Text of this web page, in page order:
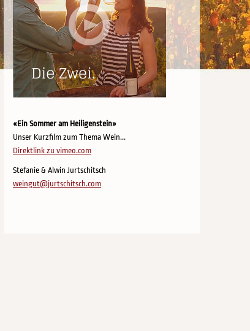
«Ein Sommer am Heiligenstein»
Unser Kurzfilm zum Thema Wein...
Direktlink zu vimeo.com
Stefanie & Alwin Jurtschitsch
weingut@jurtschitsch.com